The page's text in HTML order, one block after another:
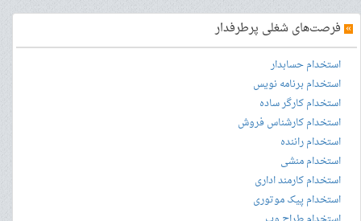
» فرصت‌های شغلی پرطرفدار
استخدام حسابدار
استخدام برنامه نویس
استخدام کارگر ساده
استخدام کارشناس فروش
استخدام راننده
استخدام منشی
استخدام کارمند اداری
استخدام پیک موتوری